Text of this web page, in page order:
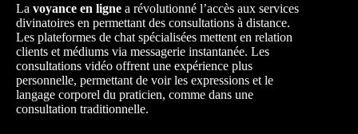
La voyance en ligne a révolutionné l’accès aux services
divinatoires en permettant des consultations à distance.
Les plateformes de chat spécialisées mettent en relation
clients et médiums via messagerie instantanée. Les
consultations vidéo offrent une expérience plus
personnelle, permettant de voir les expressions et le
langage corporel du praticien, comme dans une
consultation traditionnelle.